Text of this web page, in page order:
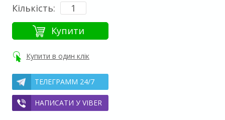
Кількість:
Купити
Купити в один клік
ТЕЛЕГРАММ 24/7
НАПИСАТИ У VIBER